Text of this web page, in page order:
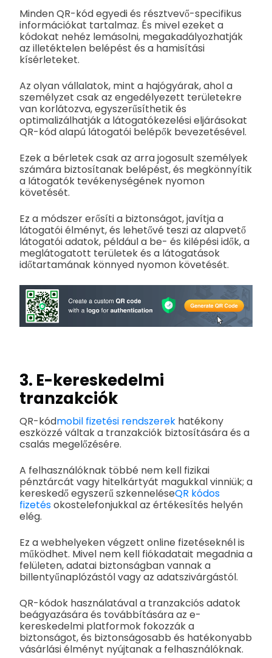
Minden QR-kód egyedi és résztvevő-specifikus
információkat tartalmaz. És mivel ezeket a
kódokat nehéz lemásolni, megakadályozhatják
az illetéktelen belépést és a hamisítási
kísérleteket.
Az olyan vállalatok, mint a hajógyárak, ahol a
személyzet csak az engedélyezett területekre
van korlátozva, egyszerűsíthetik és
optimalizálhatják a látogatókezelési eljárásokat
QR-kód alapú látogatói belépők bevezetésével.
Ezek a bérletek csak az arra jogosult személyek
számára biztosítanak belépést, és megkönnyítik
a látogatók tevékenységének nyomon
követését.
Ez a módszer erősíti a biztonságot, javítja a
látogatói élményt, és lehetővé teszi az alapvető
látogatói adatok, például a be- és kilépési idők, a
meglátogatott területek és a látogatások
időtartamának könnyed nyomon követését.
3. E-kereskedelmi
tranzakciók
QR-kódmobil fizetési rendszerek hatékony
eszközzé váltak a tranzakciók biztosítására és a
csalás megelőzésére.
A felhasználóknak többé nem kell fizikai
pénztárcát vagy hitelkártyát magukkal vinniük; a
kereskedő egyszerű szkenneléseQR kódos
fizetésokostelefonjukkal az értékesítés helyén
elég.
Ez a webhelyeken végzett online fizetéseknél is
működhet. Mivel nem kell fiókadatait megadnia a
felületen, adatai biztonságban vannak a
billentyűnaplózástól vagy az adatszivárgástól.
QR-kódok használatával a tranzakciós adatok
beágyazására és továbbítására az e-
kereskedelmi platformok fokozzák a
biztonságot, és biztonságosabb és hatékonyabb
vásárlási élményt nyújtanak a felhasználóknak.